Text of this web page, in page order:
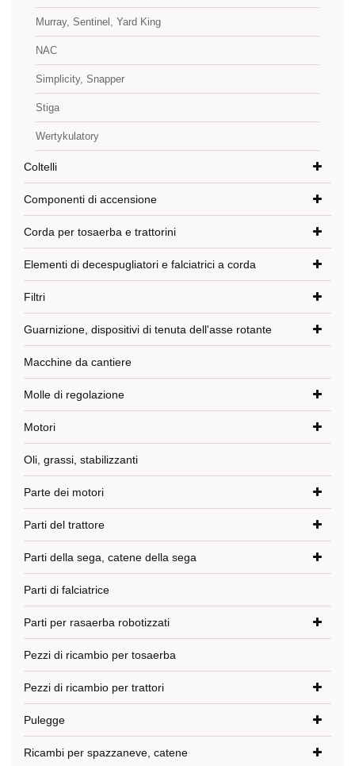
Murray, Sentinel, Yard King
NAC
Simplicity, Snapper
Stiga
Wertykulatory
Coltelli
Componenti di accensione
Corda per tosaerba e trattorini
Elementi di decespugliatori e falciatrici a corda
Filtri
Guarnizione, dispositivi di tenuta dell'asse rotante
Macchine da cantiere
Molle di regolazione
Motori
Oli, grassi, stabilizzanti
Parte dei motori
Parti del trattore
Parti della sega, catene della sega
Parti di falciatrice
Parti per rasaerba robotizzati
Pezzi di ricambio per tosaerba
Pezzi di ricambio per trattori
Pulegge
Ricambi per spazzaneve, catene